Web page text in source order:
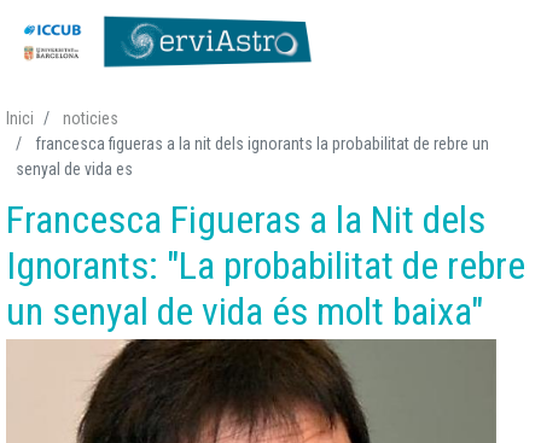
al
Inici
noticies
francesca figueras a la nit dels ignorants la probabilitat de rebre un
senyal de vida es
Francesca Figueras a la Nit dels
Ignorants: "La probabilitat de rebre
un senyal de vida és molt baixa"